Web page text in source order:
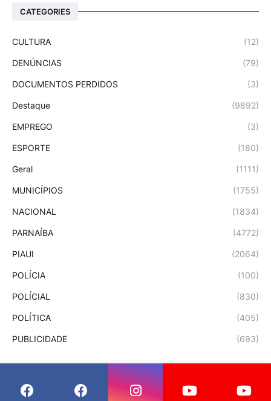
CATEGORIES
CULTURA (12)
DENÚNCIAS (79)
DOCUMENTOS PERDIDOS (3)
Destaque (9892)
EMPREGO (3)
ESPORTE (180)
Geral (1111)
MUNICÍPIOS (1755)
NACIONAL (1834)
PARNAÍBA (4772)
PIAUI (2064)
POLÍCIA (100)
POLÍCIAL (830)
POLÍTICA (405)
PUBLICIDADE (693)